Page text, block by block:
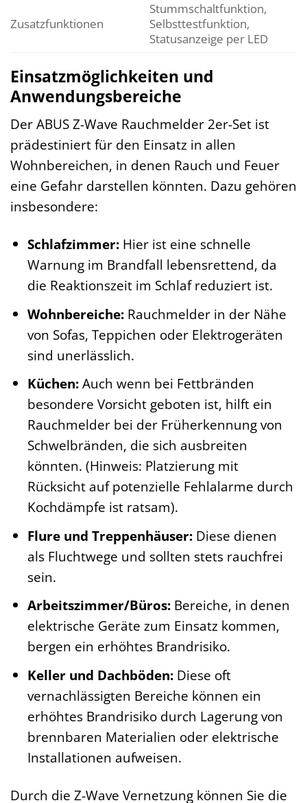
Zusatzfunktionen
Stummschaltfunktion,
Selbsttestfunktion,
Statusanzeige per LED
Einsatzmöglichkeiten und
Anwendungsbereiche
Der ABUS Z-Wave Rauchmelder 2er-Set ist
prädestiniert für den Einsatz in allen
Wohnbereichen, in denen Rauch und Feuer
eine Gefahr darstellen könnten. Dazu gehören
insbesondere:
Schlafzimmer:Hier ist eine schnelle
Warnung im Brandfall lebensrettend, da
die Reaktionszeit im Schlaf reduziert ist.
Wohnbereiche:Rauchmelder in der Nähe
von Sofas, Teppichen oder Elektrogeräten
sind unerlässlich.
Küchen:Auch wenn bei Fettbränden
besondere Vorsicht geboten ist, hilft ein
Rauchmelder bei der Früherkennung von
Schwelbränden, die sich ausbreiten
könnten. (Hinweis: Platzierung mit
Rücksicht auf potenzielle Fehlalarme durch
Kochdämpfe ist ratsam).
Flure und Treppenhäuser:Diese dienen
als Fluchtwege und sollten stets rauchfrei
sein.
Arbeitszimmer/Büros:Bereiche, in denen
elektrische Geräte zum Einsatz kommen,
bergen ein erhöhtes Brandrisiko.
Keller und Dachböden:Diese oft
vernachlässigten Bereiche können ein
erhöhtes Brandrisiko durch Lagerung von
brennbaren Materialien oder elektrische
Installationen aufweisen.
Durch die Z-Wave Vernetzung können Sie die